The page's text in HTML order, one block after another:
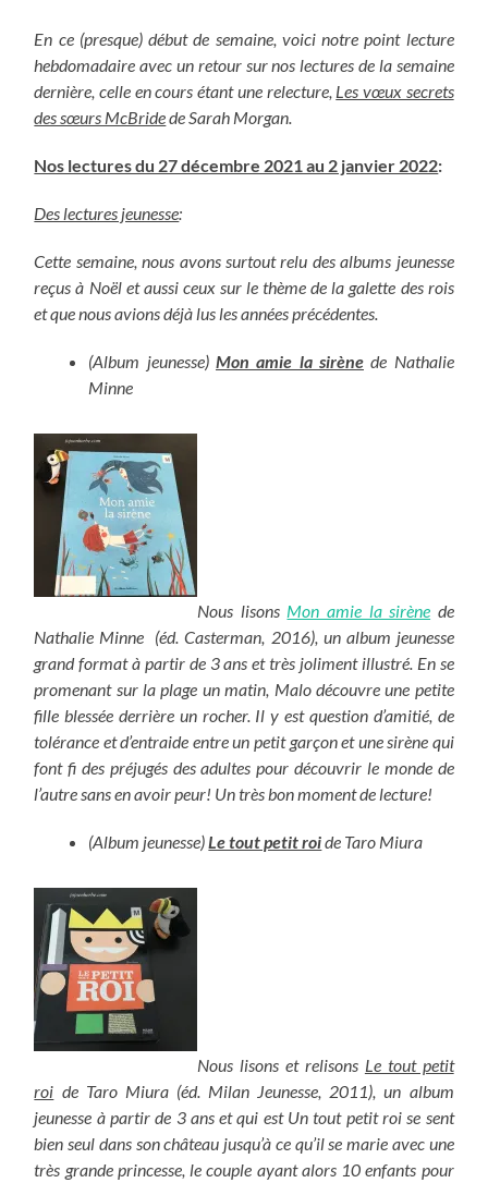
En ce (presque) début de semaine, voici notre point lecture
hebdomadaire avec un retour sur nos lectures de la semaine
dernière, celle en cours étant une relecture, Les vœux secrets
des sœurs McBridede Sarah Morgan.
Nos lectures du 27 décembre 2021 au 2 janvier 2022:
Des lectures jeunesse:
Cette semaine, nous avons surtout relu des albums jeunesse
reçus à Noël et aussi ceux sur le thème de la galette des rois
et que nous avions déjà lus les années précédentes.
(Album jeunesse) Mon amie la sirène de Nathalie
Minne
Nous lisons Mon amie la sirène de
Nathalie Minne (éd. Casterman, 2016), un album jeunesse
grand format à partir de 3 ans et très joliment illustré. En se
promenant sur la plage un matin, Malo découvre une petite
fille blessée derrière un rocher. Il y est question d’amitié, de
tolérance et d’entraide entre un petit garçon et une sirène qui
font fi des préjugés des adultes pour découvrir le monde de
l’autre sans en avoir peur! Un très bon moment de lecture!
(Album jeunesse) Le tout petit roide Taro Miura
Nous lisons et relisons Le tout petit
roi de Taro Miura (éd. Milan Jeunesse, 2011), un album
jeunesse à partir de 3 ans et qui est Un tout petit roi se sent
bien seul dans son château jusqu’à ce qu’il se marie avec une
très grande princesse, le couple ayant alors 10 enfants pour